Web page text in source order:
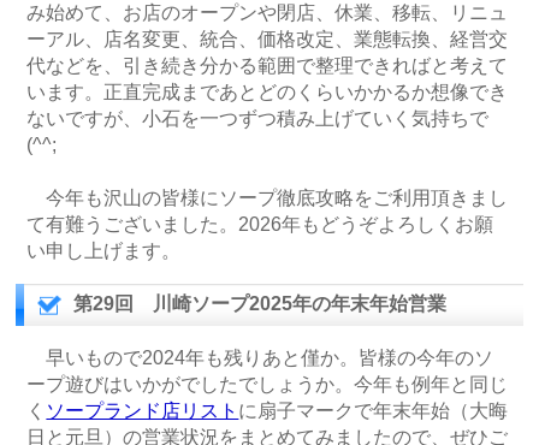
み始めて、お店のオープンや閉店、休業、移転、リニュ
ーアル、店名変更、統合、価格改定、業態転換、経営交
代などを、引き続き分かる範囲で整理できればと考えて
います。正直完成まであとどのくらいかかるか想像でき
ないですが、小石を一つずつ積み上げていく気持ちで
(^^;
今年も沢山の皆様にソープ徹底攻略をご利用頂きまし
て有難うございました。2026年もどうぞよろしくお願
い申し上げます。
第29回 川崎ソープ2025年の年末年始営業
早いもので2024年も残りあと僅か。皆様の今年のソ
ープ遊びはいかがでしたでしょうか。今年も例年と同じ
く ソープランド店リスト に扇子マークで年末年始（大晦
日と元旦）の営業状況をまとめてみましたので、ぜひご